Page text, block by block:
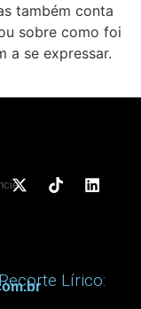
também conta
sobre como foi
a se expressar.
Lírico: